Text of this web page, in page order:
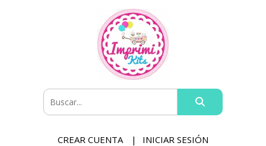
CREAR CUENTA INICIAR SESIÓN